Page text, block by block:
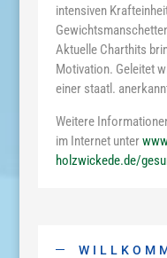
intensiven
Aktuelle Charthits
Motivation. Geleitet
einer staatl.
Weitere
im Internet unter
holzwickede.de/